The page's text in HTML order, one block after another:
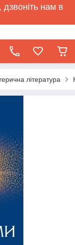
нам в
література